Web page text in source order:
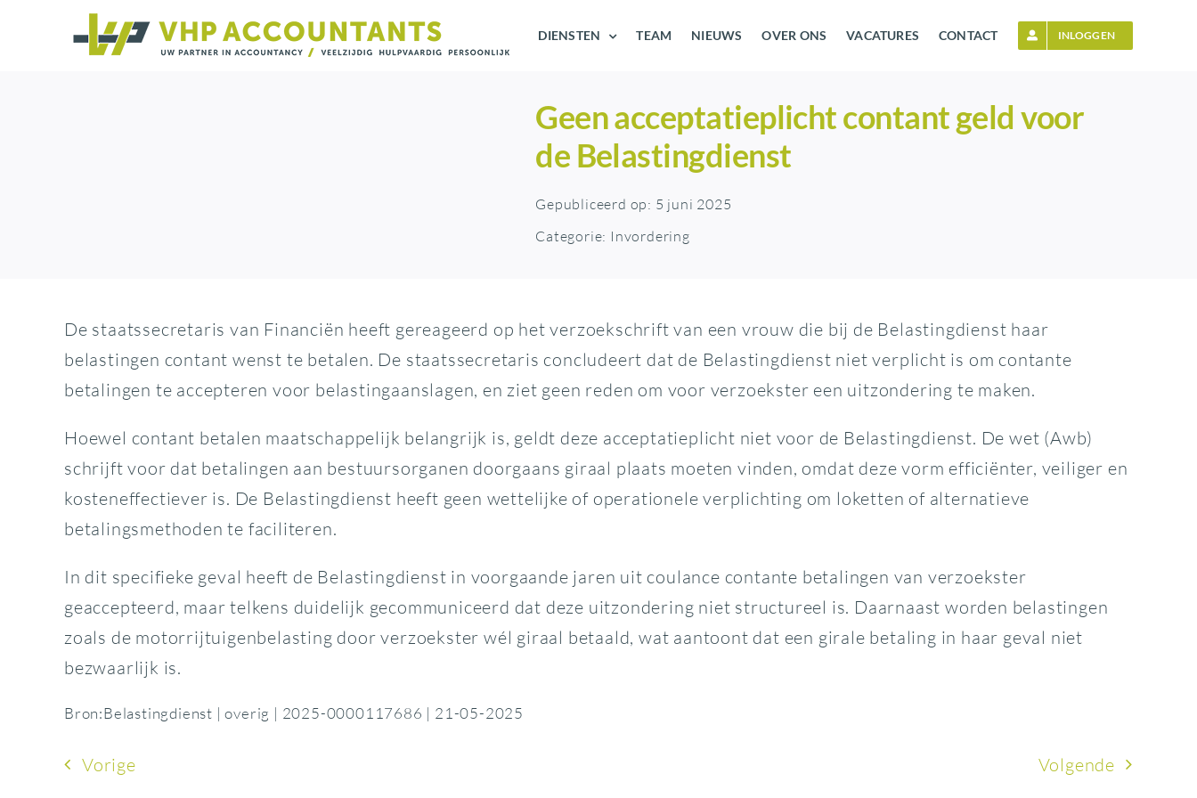
DIENSTEN TEAM NIEUWS OVER ONS VACATURES CONTACT INLOGGEN
Geen acceptatieplicht contant geld voor
de Belastingdienst
Gepubliceerd op: 5 juni 2025
Categorie: Invordering
De staatssecretaris van Financiën heeft gereageerd op het verzoekschrift van een vrouw die bij de Belastingdienst haar
belastingen contant wenst te betalen. De staatssecretaris concludeert dat de Belastingdienst niet verplicht is om contante
betalingen te accepteren voor belastingaanslagen, en ziet geen reden om voor verzoekster een uitzondering te maken.
Hoewel contant betalen maatschappelijk belangrijk is, geldt deze acceptatieplicht niet voor de Belastingdienst. De wet (Awb)
schrijft voor dat betalingen aan bestuursorganen doorgaans giraal plaats moeten vinden, omdat deze vorm efficiënter, veiliger en
kosteneffectiever is. De Belastingdienst heeft geen wettelijke of operationele verplichting om loketten of alternatieve
betalingsmethoden te faciliteren.
In dit specifieke geval heeft de Belastingdienst in voorgaande jaren uit coulance contante betalingen van verzoekster
geaccepteerd, maar telkens duidelijk gecommuniceerd dat deze uitzondering niet structureel is. Daarnaast worden belastingen
zoals de motorrijtuigenbelasting door verzoekster wél giraal betaald, wat aantoont dat een girale betaling in haar geval niet
bezwaarlijk is.
Bron:Belastingdienst | overig | 2025-0000117686 | 21-05-2025
Vorige Volgende